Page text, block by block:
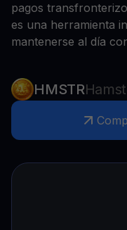
pagos
es una herramienta
mantenerse al día
HMSTR